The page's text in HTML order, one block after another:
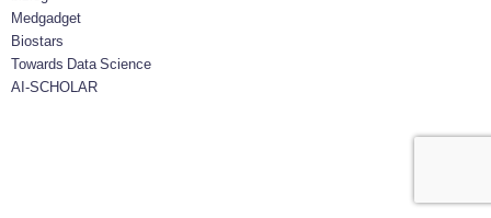
Medgadget
Biostars
Towards Data Science
AI-SCHOLAR